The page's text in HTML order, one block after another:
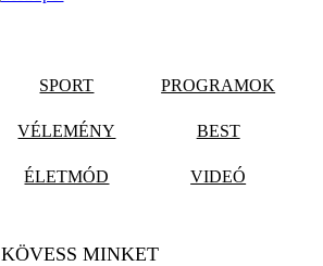
SPORT PROGRAMOK
VÉLEMÉNY BEST
ÉLETMÓD VIDEÓ
KÖVESS MINKET